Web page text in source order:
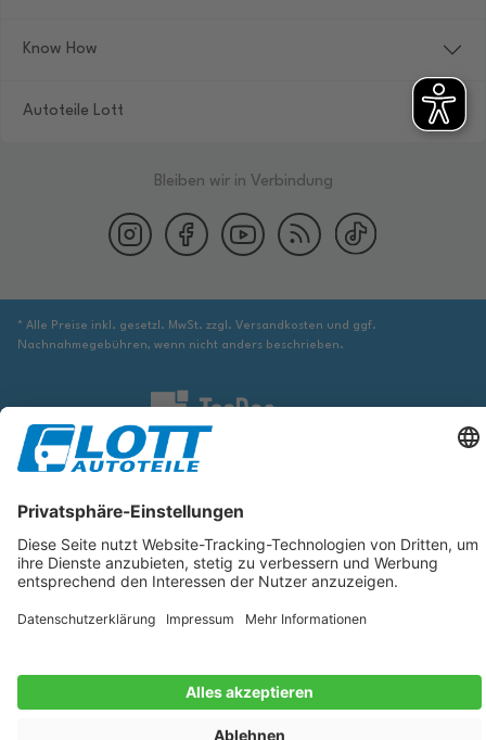
Know How
Autoteile Lott
Bleiben wir in Verbindung
* Alle Preise inkl. gesetzl. MwSt. zzgl. Versandkosten und ggf.
Nachnahmegebühren, wenn nicht anders beschrieben.
Wir sind verpflichtet Sie darauf hinzuweisen, dass Sie ggf. ergänzende
entspricht und für das betreffende Automobil passt.
Die hier angezeigten Daten, insbesondere die gesamte Datenbank, dürfen
nicht kopiert werden. Es ist zu unterlassen, die Daten oder die gesamte
Datenbank ohne vorherige Zustimmung von TecDoc zu vervielfältigen, zu
verbreiten und/oder diese Handlungen durch Dritte ausführen zu lassen.